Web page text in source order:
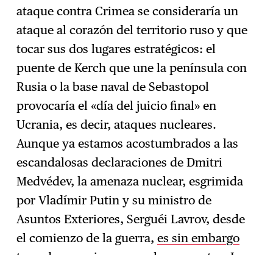
ataque contra Crimea se consideraría un
ataque al corazón del territorio ruso y que
tocar sus dos lugares estratégicos: el
puente de Kerch que une la península con
Rusia o la base naval de Sebastopol
provocaría el «día del juicio final» en
Ucrania, es decir, ataques nucleares.
Aunque ya estamos acostumbrados a las
escandalosas declaraciones de Dmitri
Medvédev, la amenaza nuclear, esgrimida
por Vladímir Putin y su ministro de
Asuntos Exteriores, Serguéi Lavrov, desde
el comienzo de la guerra,es sin embargo